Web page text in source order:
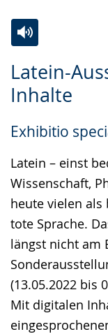
Latein-
Inhalte
Exhibitio
Latein – einst
Wissenschaft,
heute vielen als
tote Sprache.
längst nicht am
(13.05.2022 bis
Mit digitalen
Leichten
Sprache
Audio-
Unterstützung.
Video
in
wird
angezeigt.